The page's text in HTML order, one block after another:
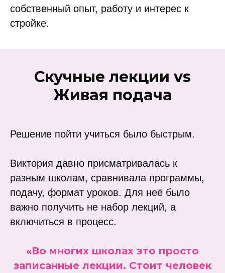
собственный опыт, работу и интерес к
стройке.
Скучные лекции vs
Живая подача
Решение пойти учиться было быстрым.
Виктория давно присматривалась к
разным школам, сравнивала программы,
подачу, формат уроков. Для неё было
важно получить не набор лекций, а
включиться в процесс.
«Во многих школах это просто
записанные лекции. Стоит человек